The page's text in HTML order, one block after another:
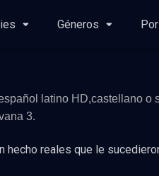
Géneros
latino HD,castellano o
3.
hecho reales que le